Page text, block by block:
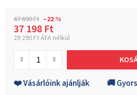
47 690 Ft –22 %
37 198 Ft
29 290 Ft ÁFA nélkül
❤️ Vásárlóink ajánlják
🚚